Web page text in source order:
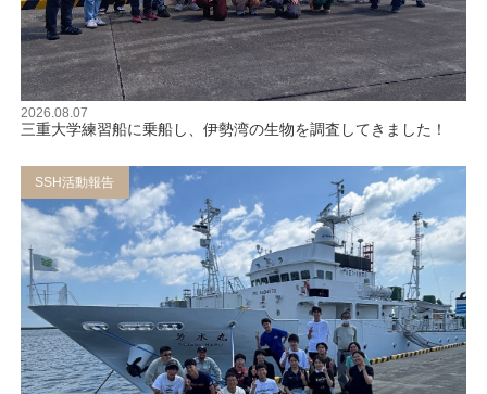
2026.08.07
三重大学練習船に乗船し、伊勢湾の生物を調査してきました！
SSH活動報告